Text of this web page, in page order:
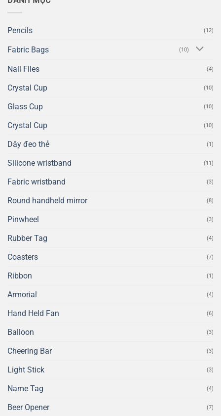
Pencils (12)
Fabric Bags (10)
Nail Files (4)
Crystal Cup (10)
Glass Cup (10)
Crystal Cup (10)
Dây đeo thẻ (1)
Silicone wristband (11)
Fabric wristband (3)
Round handheld mirror (8)
Pinwheel (3)
Rubber Tag (4)
Coasters (7)
Ribbon (1)
Armorial (4)
Hand Held Fan (6)
Balloon (3)
Cheering Bar (3)
Light Stick (3)
Name Tag (4)
Beer Opener (7)